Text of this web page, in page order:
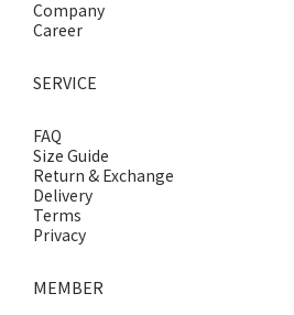
Company
Career
SERVICE
FAQ
Size Guide
Return & Exchange
Delivery
Terms
Privacy
MEMBER